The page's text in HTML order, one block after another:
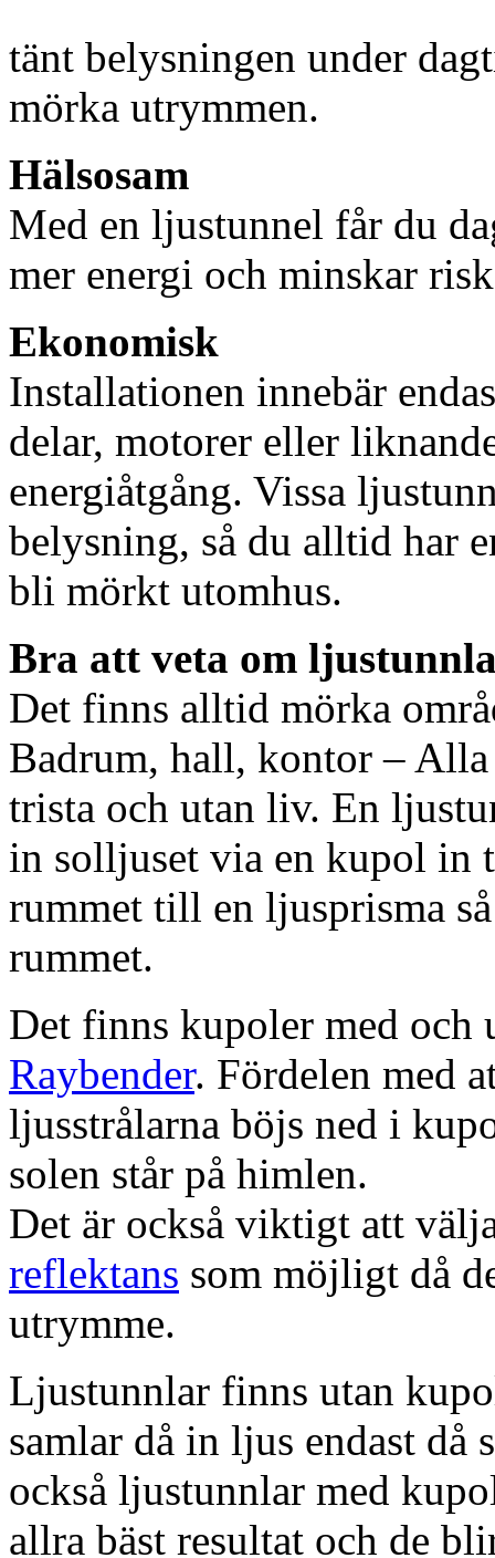
tänt belysningen under
mörka utrymmen.
Hälsosam
Med en ljustunnel får du
mer energi och minskar
Ekonomisk
Installationen innebär
delar, motorer eller
energiåtgång. Vissa
belysning, så du alltid har
bli mörkt utomhus.
Bra att veta om
Det finns alltid mörka
Badrum, hall, kontor – Alla
trista och utan liv. En
in solljuset via en kupol in
rummet till en ljusprisma
rummet.
Det finns kupoler med och
Raybender. Fördelen med
ljusstrålarna böjs ned i
solen står på himlen.
Det är också viktigt att
reflektans som möjligt då
utrymme.
Ljustunnlar finns utan
samlar då in ljus endast då
också ljustunnlar med
allra bäst resultat och de